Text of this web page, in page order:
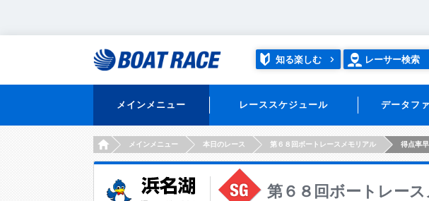
知る楽しむ レーサー検索
メインメニュー レーススケジュール データフ
HOMEメインメニュー 本日のレース 第６８回ボートレースメモリアル 得点率早
第６８回ボートレー